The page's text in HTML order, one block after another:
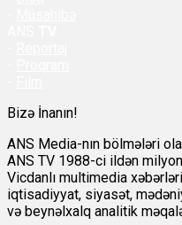
Bizə İnanın!
ANS Media-nın bölmələri
ANS TV 1988-ci ildən
Vicdanlı multimedia
iqtisadiyyat, siyasət,
və beynəlxalq analitik